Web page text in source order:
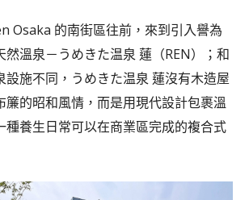
Osaka 的南街區往前，來到引入譽為
然溫泉－うめきた温泉 蓮（REN）；和
設施不同，うめきた温泉 蓮沒有木造屋
簾的昭和風情，而是用現代設計包裹溫
種養生日常可以在商業區完成的複合式